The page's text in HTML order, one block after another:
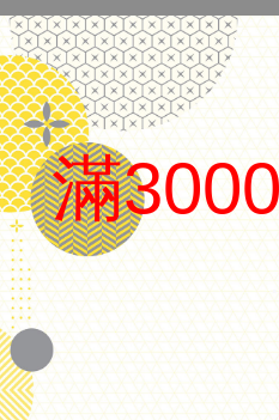
滿
.
美國
品名
筆尖
上墨方式
備註
無盒，
庫存筆